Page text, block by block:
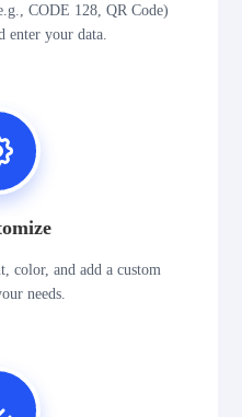
CODE 128, QR Code)
enter your data.
color, and add a custom
needs.